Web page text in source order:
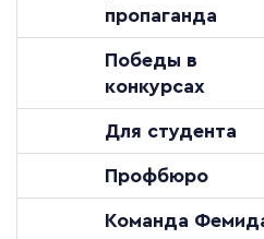
пропаганда
Победы в
конкурсах
Для студента
Профбюро
Команда